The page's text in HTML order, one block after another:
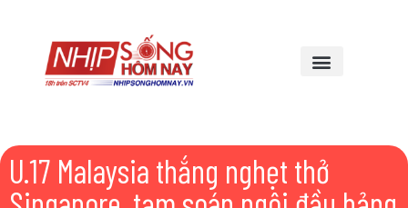
U.17 Malaysia thắng nghẹt thở